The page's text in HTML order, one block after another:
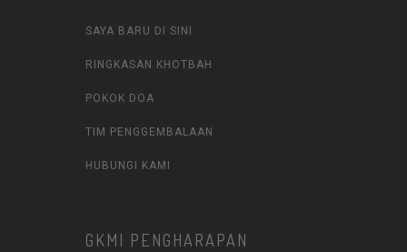
SAYA BARU DI SINI
RINGKASAN KHOTBAH
POKOK DOA
TIM PENGGEMBALAAN
HUBUNGI KAMI
GKMI PENGHARAPAN